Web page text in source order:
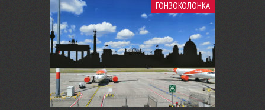
ГОНЗОКОЛОНКА